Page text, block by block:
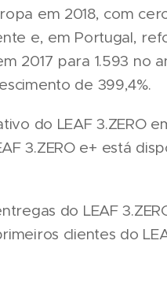
em 2018, com
e, em Portugal,
2017 para 1.593 no
de 399,4%.
do LEAF 3.ZERO
3.ZERO e+ está
do LEAF
clientes do